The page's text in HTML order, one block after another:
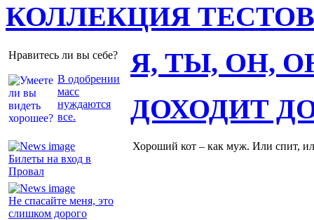
КОЛЛЕКЦИЯ ТЕСТОВ
Нравитесь ли вы себе?
В одобрении
масс
нуждаются
все.
Я, ТЫ, ОН,
Билеты на вход в
Провал
Не спасайте меня, это
слишком дорого
ДОХОДИТ
Хороший кот – как муж. Или спит,